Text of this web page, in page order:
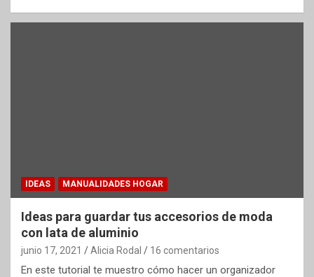
IDEAS MANUALIDADES HOGAR
Ideas para guardar tus accesorios de moda
con lata de aluminio
junio 17, 2021 Alicia Rodal 16 comentarios
En este tutorial te muestro cómo hacer un organizador